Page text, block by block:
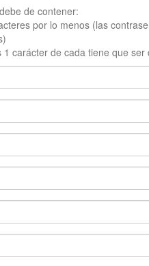
de contener:
por lo menos (las
1 carácter de cada tiene que